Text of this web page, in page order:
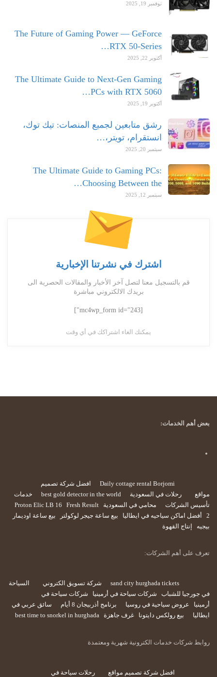
نوفمبر 19, 2025
The Future of Gaming Power — GeForce
RTX 50-Series…
أكتوبر 22, 2025
The Ultimate Guide to Next-Gen Gaming
PCs with RTX 5060…
أكتوبر 19, 2025
رشق متابعين لجميع المنصات: تيك توك،
انستقرام، تويتر،…
سبتمبر 20, 2025
The Ultimate Guide to Gaming PCs:
Choosing Between the…
سبتمبر 12, 2025
اشترك في نشرتنا الإخبارية
قم بالتسجيل معنا لتصل آخر الأخبار والمقالات الحصرية الى
بريدك الالكتروني مباشرة
[mc4wp_form id="243"]
يمكنك الغاء اشتراكك في أي وقت
بعض أهم الخدمات:
Daily cottage rental Borjomi
افضل شركة تصميم
مواقع
رحلات في السعودية best gold detector in the world
خدمات
تأسيس الشركات
محامي في السعودية Proton Elic LB 16
Fresh Result
2
أفضل اماكن سياحيه في ايطاليا بيع ساعة جيجر لوكولتر
بيع ساعة اوديمار
بيجيه
إنتاج القهوة
تعرف على أهم الشركات:
sand city hurghada tickets شركة تسويق الكتروني
السياحة
في جورجيا للشباب
شركات سياحة في أرمينيا
شركات سياحة في
أرمينيا
عروض سياحية في روسيا برنامج أذربيجان 8 أيام
سائق عربي في
ايطاليا
بيع رولكس دايتونا غرف جاهزة best time to snorkel in hurghada
روابط شركات خدمات الكترونية شهرية ومعتمدة
افضل شركة تصميم مواقع رحلات سياحة في